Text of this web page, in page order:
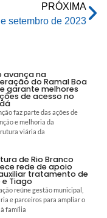
PRÓXIMA
setembro de 2023
avança na
do Ramal Boa
garante melhores
de acesso no
faz parte das ações de
e melhoria da
viária da
de Rio Branco
rede de apoio
tratamento de
e Tiago
reúne gestão municipal,
e parceiros para ampliar o
família